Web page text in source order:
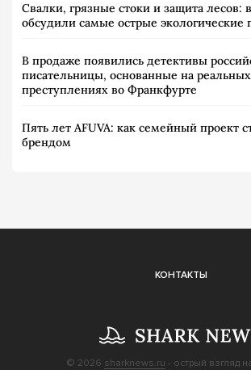
Свалки, грязные стоки и защита лесов:
обсудили самые острые
В продаже появились детективы
писательницы, основанные на реальных
преступлениях во Франкфурте
Пять лет AFUVA: как семейный проект
брендом
КОНТАКТЫ
© 2026 sharknews.ru - острый взгляд